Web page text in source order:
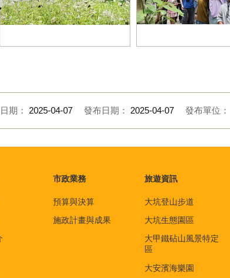
期： 2025-04-07 發布日期： 2025-04-07 發布單位：
市政業務
預算與決算
施政計畫與成果
旅遊資訊
大坑登山步道
大坑生態園區
大甲鐵砧山風景特定
區
大安濱海樂園